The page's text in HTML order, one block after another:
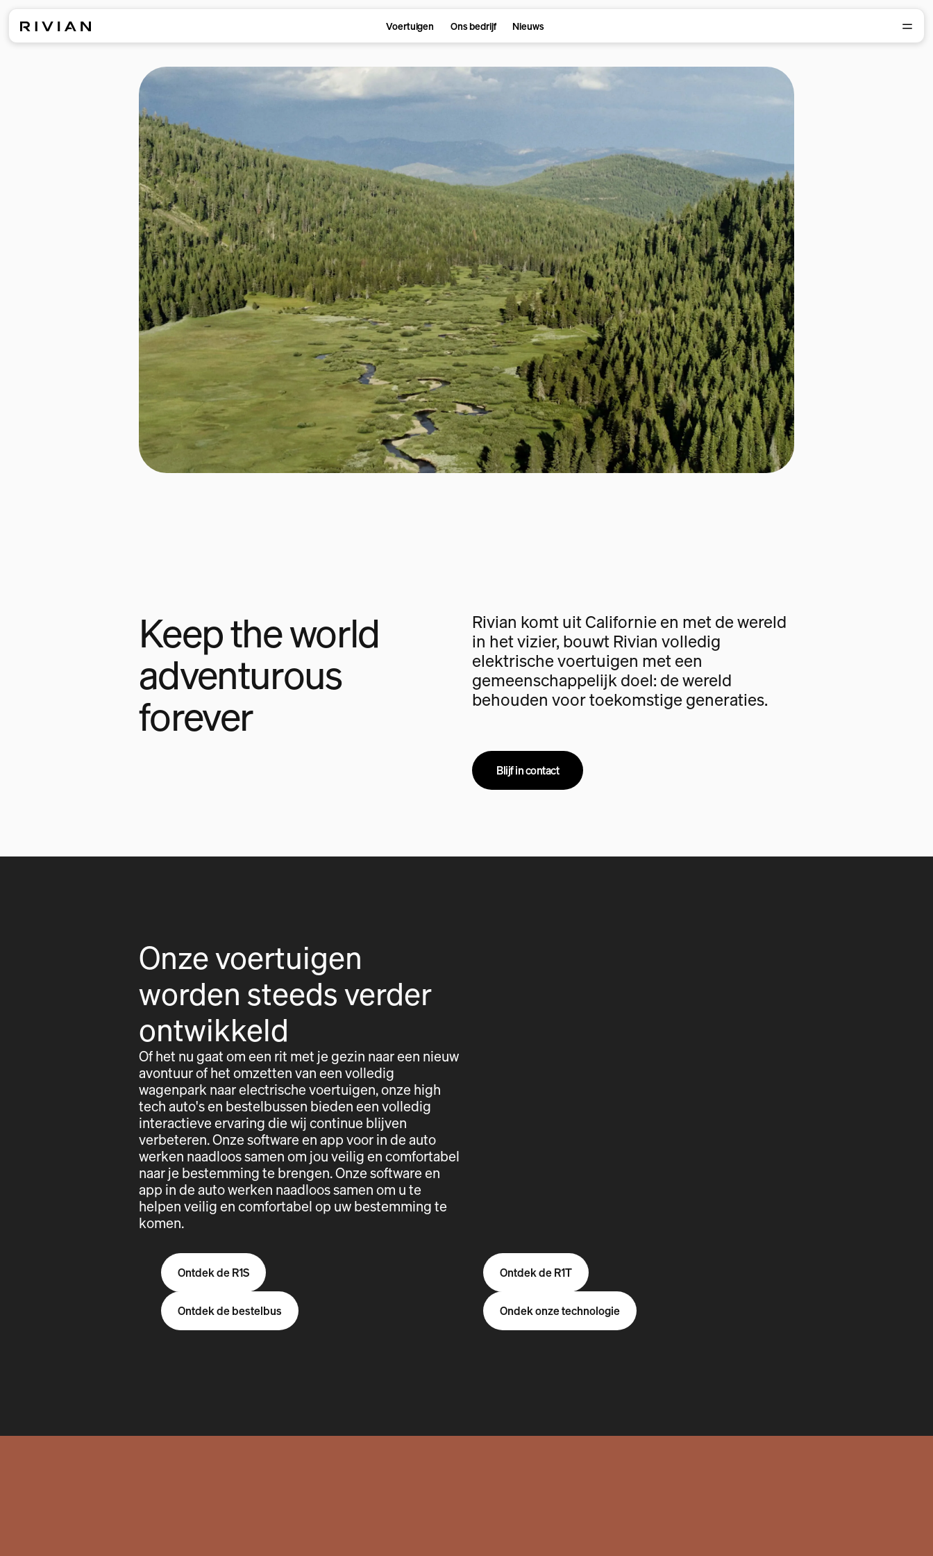
Voertuigen Ons bedrijf Nieuws
Keep the world
adventurous
forever
Rivian komt uit Californie en met de wereld
in het vizier, bouwt Rivian volledig
elektrische voertuigen met een
gemeenschappelijk doel: de wereld
behouden voor toekomstige generaties.
Blijf in contact
Onze voertuigen
worden steeds verder
ontwikkeld
Of het nu gaat om een rit met je gezin naar een nieuw
avontuur of het omzetten van een volledig
wagenpark naar electrische voertuigen, onze high
tech auto's en bestelbussen bieden een volledig
interactieve ervaring die wij continue blijven
verbeteren. Onze software en app voor in de auto
werken naadloos samen om jou veilig en comfortabel
naar je bestemming te brengen. Onze software en
app in de auto werken naadloos samen om u te
helpen veilig en comfortabel op uw bestemming te
komen.
Ontdek de R1S Ontdek de R1T
Ontdek de bestelbus Ondek onze technologie